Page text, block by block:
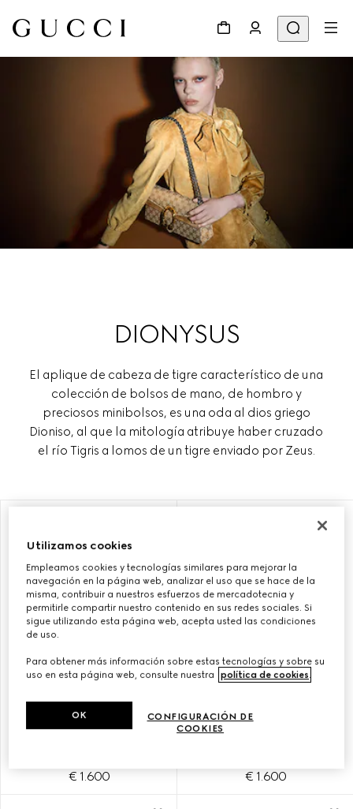
DIONYSUS
El aplique de cabeza de tigre característico de una
colección de bolsos de mano, de hombro y
preciosos minibolsos, es una oda al dios griego
Dioniso, al que la mitología atribuye haber cruzado
el río Tigris a lomos de un tigre enviado por Zeus.
BOLSO DE HOMBRO
DIONYSUS PEQUEÑO
€ 1.600
PERSONALIZAR CON LAS INICIALES
BOLSO DE HOMBRO
DIONYSUS PEQUEÑO
€ 1.600
Utilizamos cookies
Empleamos cookies y tecnologías similares para mejorar la
navegación en la página web, analizar el uso que se hace de la
misma, contribuir a nuestros esfuerzos de mercadotecnia y
permitirle compartir nuestro contenido en sus redes sociales. Si
sigue utilizando esta página web, acepta usted las condiciones
de uso.
Para obtener más información sobre estas tecnologías y sobre su
uso en esta página web, consulte nuestra
política de cookies.
CONFIGURACIÓN DE
COOKIES
OK